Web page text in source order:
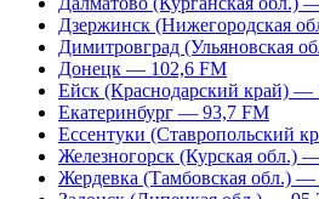
Дзержинск (Нижегородская
Димитровград (Ульяновская
Донецк — 102,6 FM
Ейск (Краснодарский край) —
Екатеринбург — 93,7 FM
Ессентуки (Ставропольский
Железногорск (Курская обл.)
Жердевка (Тамбовская обл.)